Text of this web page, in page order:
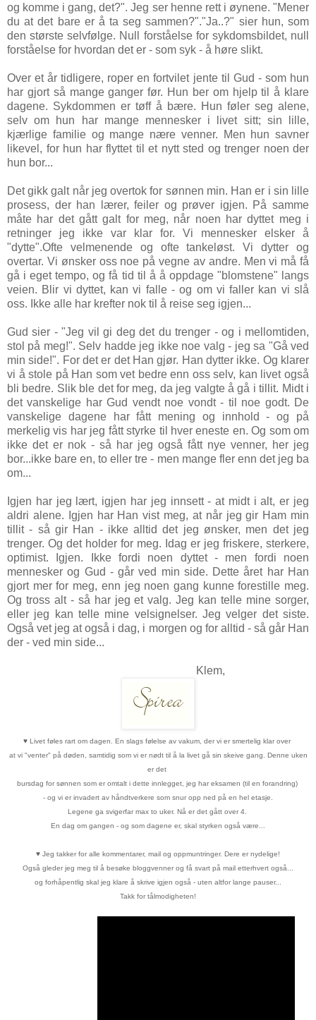
og komme i gang, det?". Jeg ser henne rett i øynene. "Mener
du at det bare er å ta seg sammen?"."Ja..?" sier hun, som
den største selvfølge. Null forståelse for sykdomsbildet, null
forståelse for hvordan det er - som syk - å høre slikt.
Over et år tidligere, roper en fortvilet jente til Gud - som hun
har gjort så mange ganger før. Hun ber om hjelp til å klare
dagene. Sykdommen er tøff å bære. Hun føler seg alene,
selv om hun har mange mennesker i livet sitt; sin lille,
kjærlige familie og mange nære venner. Men hun savner
likevel, for hun har flyttet til et nytt sted og trenger noen der
hun bor...
Det gikk galt når jeg overtok for sønnen min. Han er i sin lille
prosess, der han lærer, feiler og prøver igjen. På samme
måte har det gått galt for meg, når noen har dyttet meg i
retninger jeg ikke var klar for. Vi mennesker elsker å
"dytte".Ofte velmenende og ofte tankeløst. Vi dytter og
overtar. Vi ønsker oss noe på vegne av andre. Men vi må få
gå i eget tempo, og få tid til å å oppdage "blomstene" langs
veien. Blir vi dyttet, kan vi falle - og om vi faller kan vi slå
oss.
Ikke alle har krefter nok til å reise seg igjen...
Gud sier - "Jeg vil gi deg det du trenger - og i mellomtiden,
stol på meg!". Selv hadde jeg ikke noe valg - jeg sa "Gå ved
min side!". For det er det Han gjør. Han dytter ikke. Og klarer
vi å stole på Han som vet bedre enn oss selv, kan livet også
bli bedre. Slik ble det for meg, da jeg valgte å gå i tillit. Midt i
det vanskelige har Gud vendt noe vondt - til noe godt. De
vanskelige dagene har fått mening og innhold - og på
merkelig vis har jeg fått styrke til hver eneste en. Og som om
ikke det er nok - så har jeg også fått nye venner, her jeg
bor...ikke bare en, to eller tre - men mange fler enn det jeg ba
om...
Igjen har jeg lært, igjen har jeg innsett - at midt i alt, er jeg
aldri alene. Igjen har Han vist meg, at når jeg gir Ham min
tillit - så gir Han - ikke alltid det jeg ønsker, men det jeg
trenger. Og det holder for meg. Idag er jeg friskere, sterkere,
optimist. Igjen. Ikke fordi noen dyttet - men fordi noen
mennesker og Gud - går ved min side. Dette året har Han
gjort mer for meg, enn jeg noen gang kunne forestille meg.
Og tross alt - så har jeg et valg. Jeg kan telle mine sorger,
eller jeg kan telle mine velsignelser. Jeg velger det siste.
Også vet jeg at også i dag, i morgen og for alltid - så går Han
der - ved min side...
Klem,
♥ Livet føles rart om dagen. En slags følelse av vakum, der vi er smertelig klar over
at vi "venter" på døden, samtidig som vi er nødt til å la livet gå sin skeive gang. Denne uken
er det
bursdag for sønnen som er omtalt i dette innlegget, jeg har eksamen (til en forandring)
- og vi er invadert av håndtverkere som snur opp ned på en hel etasje.
Legene ga svigerfar max to uker. Nå er det gått over 4.
En dag om gangen - og som dagene er, skal styrken også være...
♥ Jeg takker for alle kommentarer, mail og oppmuntringer. Dere er nydelige!
Også gleder jeg meg til å besøke bloggvenner og få svart på mail etterhvert også...
og forhåpentlig skal jeg klare å skrive igjen også - uten altfor lange pauser...
Takk for tålmodigheten!